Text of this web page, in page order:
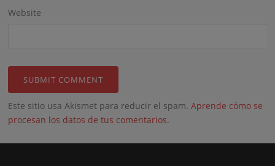
Website
Este sitio usa Akismet para reducir el spam.Aprende cómo se
procesan los datos de tus comentarios.